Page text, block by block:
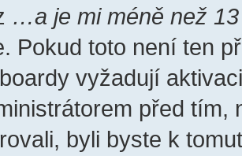
…a je mi méně než
Pokud toto není ten
vyžadují
před tím,
byli byste k